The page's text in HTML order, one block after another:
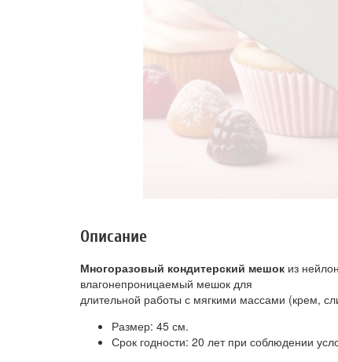
Описание
Многоразовый кондитерский мешок из
влагонепроницаемый мешок для
длительной работы с мягкими массами (крем,
Размер: 45 см.
Срок годности: 20 лет при соблюдении